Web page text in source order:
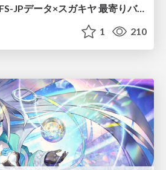
名古屋の市バスGTFS-JPデータ×スガキヤ 最寄りバス停検索をAmazon ElastiCache Serverless for Valkeyで最適化する
1 210